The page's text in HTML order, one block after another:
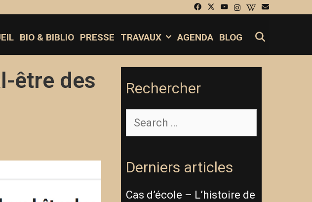
BIO & BIBLIO PRESSE TRAVAUX AGENDA BLOG
être des
Rechercher
Derniers articles
Cas d’école – L’histoire de